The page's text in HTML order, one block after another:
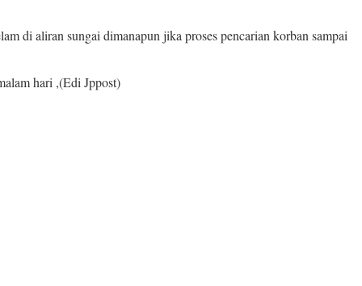
di aliran sungai dimanapun jika proses pencarian korban sampai
hari ,(Edi Jppost)